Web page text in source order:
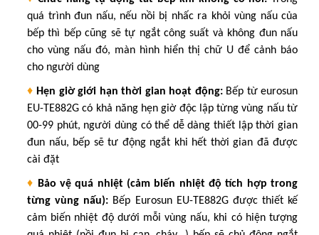
quá trình đun nấu, nếu nồi bị nhấc ra khỏi vùng nấu của
bếp thì bếp cũng sẽ tự ngắt công suất và không đun nấu
cho vùng nấu đó, màn hình hiển thị chữ U để cảnh báo
cho người dùng
♦ Hẹn giờ giới hạn thời gian hoạt động:Bếp từ eurosun
EU-TE882G có khả năng hẹn giờ độc lập từng vùng nấu từ
00-99 phút, người dùng có thể dễ dàng thiết lập thời gian
đun nấu, bếp sẽ tư động ngắt khi hết thời gian đã được
cài đặt
♦ Bảo vệ quá nhiệt (cảm biến nhiệt độ tích hợp trong
từng vùng nấu): Bếp Eurosun EU-TE882Gđược thiết kế
cảm biến nhiệt độ dưới mỗi vùng nấu, khi có hiện tượng